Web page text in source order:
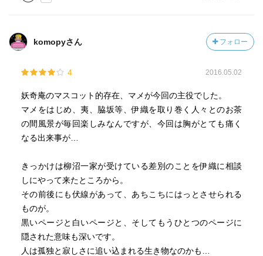
komopyさん フォロー
4 2016.05.02
妖奇庵のマスコット的存在、マメが今回の主役でした。
マメをはじめ、夷、脇坂等、伊織を取り巻く人々とのお茶
の間風景が毎回楽しみなんですが、今回は胸がとても痛く
なる出来事が…
きっかけは柳沼一家が受けている差別のことを伊織に相談
しにやって来たところから。
その前後にも伏線があって、あちこちにはっとさせられる
ものが。
黒いページと白いページと、そしてもうひとつのページに
隠された意味も深いです。
人は孤独と寂しさに追い込まれる生き物なのかも…